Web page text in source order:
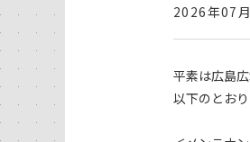
2026年07
平素は広島
以下のとお